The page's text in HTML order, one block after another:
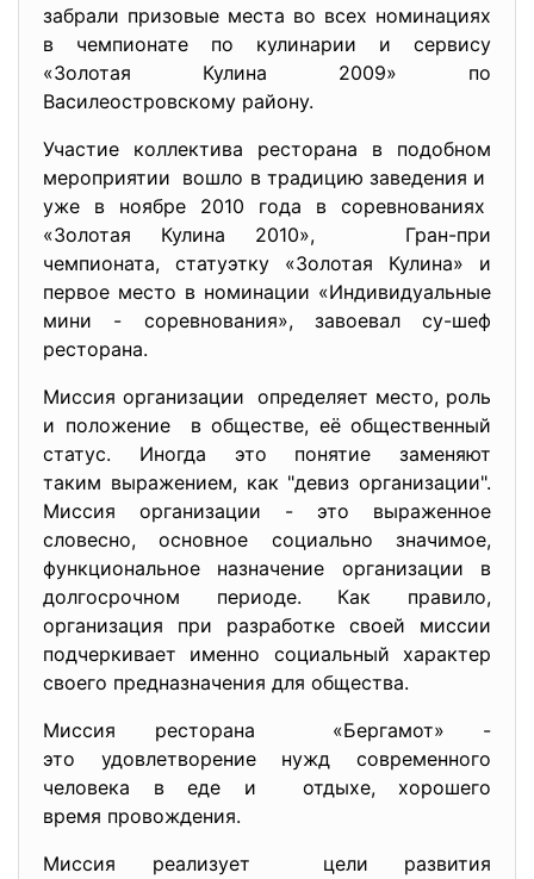
забрали призовые места во всех номинациях
в чемпионате по кулинарии и сервису
«Золотая Кулина 2009» по
Василеостровскому району.
Участие коллектива ресторана в подобном
мероприятии вошло в традицию заведения и
уже в ноябре 2010 года в соревнованиях
«Золотая Кулина 2010», Гран-при
чемпионата, статуэтку «Золотая Кулина» и
первое место в номинации «Индивидуальные
мини - соревнования», завоевал су-шеф
ресторана.
Миссия организации определяет место, роль
и положение в обществе, её общественный
статус. Иногда это понятие заменяют
таким выражением, как "девиз организации".
Миссия организации - это выраженное
словесно, основное социально значимое,
функциональное назначение организации в
долгосрочном периоде. Как правило,
организация при разработке своей миссии
подчеркивает именно социальный характер
своего предназначения для общества.
Миссия ресторана «Бергамот» -
это удовлетворение нужд современного
человека в еде и отдыхе, хорошего
время провождения.
Миссия реализует цели развития